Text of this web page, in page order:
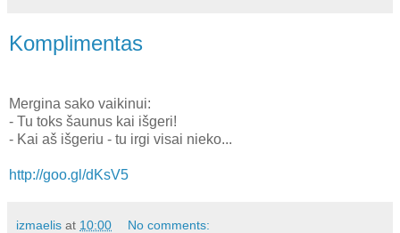
Komplimentas
Mergina sako vaikinui:
- Tu toks šaunus kai išgeri!
- Kai aš išgeriu - tu irgi visai nieko...
http://goo.gl/dKsV5
izmaelis at 10:00 No comments: